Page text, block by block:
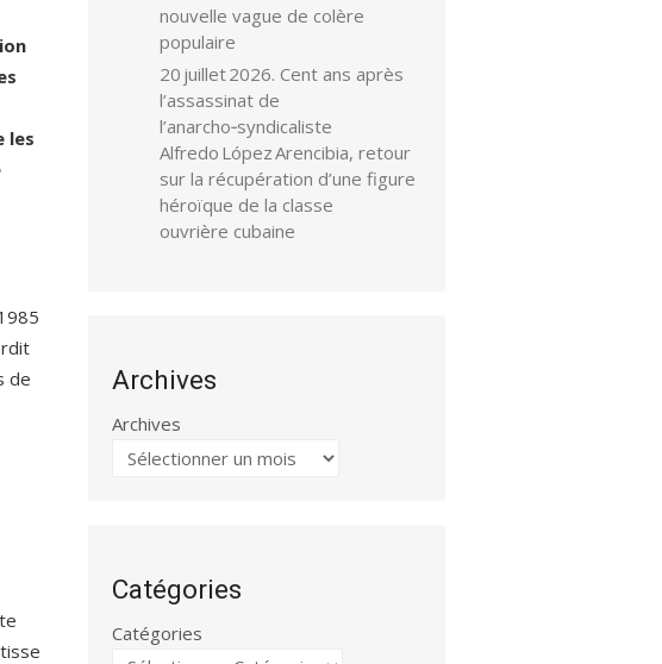
les
de
nouvelle vague de colère
populaire
20 juillet 2026. Cent ans après
l’assassinat de
l’anarcho‑syndicaliste
Alfredo López Arencibia, retour
sur la récupération d’une figure
héroïque de la classe
ouvrière cubaine
Archives
Archives
Catégories
Catégories